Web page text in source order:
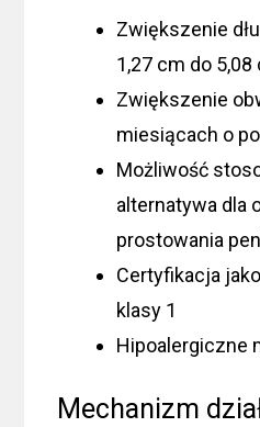
Zwiększenie
1,27 cm do 5,08
Zwiększenie
miesiącach o
Możliwość
alternatywa dla
prostowania
Certyfikacja
klasy 1
Hipoalergiczne
Mechanizm